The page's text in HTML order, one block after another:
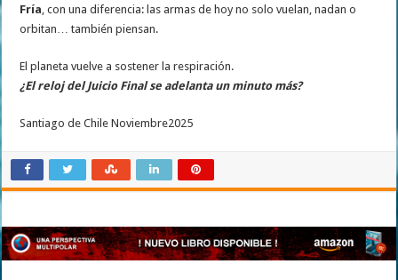
Fría, con una diferencia: las armas de hoy no solo vuelan, nadan o
orbitan… también piensan.
El planeta vuelve a sostener la respiración.
¿El reloj del Juicio Final se adelanta un minuto más?
Santiago de Chile Noviembre2025